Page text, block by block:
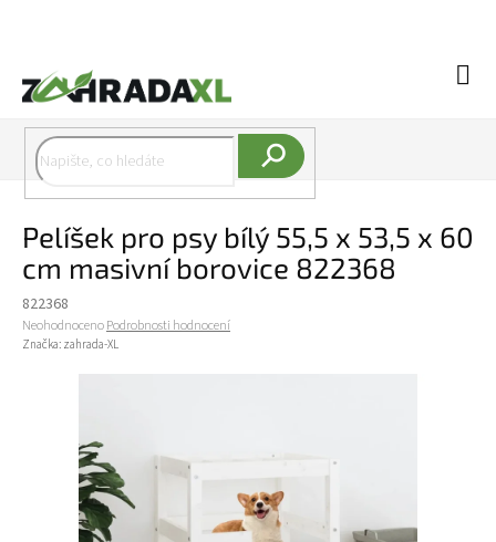
Pelíšek pro psy bílý 55,5 x 53,5 x 60
cm masivní borovice 822368
822368
Průměrné hodnocení produktu je 0,0 z 5 hvězdiček.
NeohodnocenoPodrobnosti hodnocení
Značka: zahrada-XL